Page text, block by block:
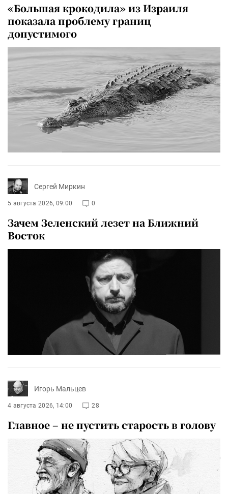
«Большая крокодила» из Израиля
показала проблему границ
допустимого
Сергей Миркин
5 августа 2026, 09:00 0
Зачем Зеленский лезет на Ближний
Восток
Игорь Мальцев
4 августа 2026, 14:00 28
Главное – не пустить старость в голову